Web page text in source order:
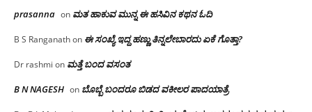
prasanna on ಮತ ಹಾಕುವ ಮುನ್ನ ಈ ಹಸಿವಿನ ಕಥನ ಓದಿ
B S Ranganathon ಈ ಸಂಖ್ಯೆ ಇದ್ದ ಹಣ್ಣು ತಿನ್ನಲೇಬಾರದು ಏಕೆ ಗೊತ್ತಾ?
Dr rashmi on ಮತ್ತೆ ಬಂದ ವಸಂತ
B N NAGESH on ಬೊಬ್ಬೆ ಬಂದರೂ ಬಿಡದ ವಕೀಲರ ಪಾದಯಾತ್ರೆ